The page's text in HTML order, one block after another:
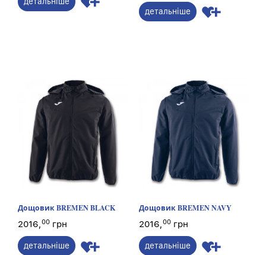
детальніше
Дощовик BREMEN BLACK
2016,00 грн
детальніше
Дощовик BREMEN NAVY
2016,00 грн
детальніше